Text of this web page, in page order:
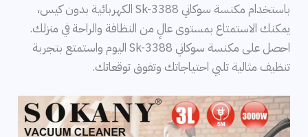
باستخدام مكنسة سوكاني Sk-3388 الكهربائية بدون كيس،
يمكنك الاستمتاع بمستوى عالٍ من النظافة والراحة في منزلك.
احصل على مكنسة سوكاني Sk-3388 اليوم واستمتع بتجربة
تنظيف مثالية تلبي احتياجاتك وتفوق توقعاتك.